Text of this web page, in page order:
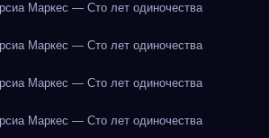
Маркес — Сто лет одиночества
Маркес — Сто лет одиночества
Маркес — Сто лет одиночества
Маркес — Сто лет одиночества